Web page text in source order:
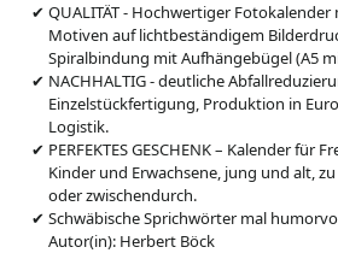
QUALITÄT - Hochwertiger
Motiven auf lichtbeständigem
Spiralbindung mit Aufhängebügel (A5
NACHHALTIG - deutliche
Einzelstückfertigung, Produktion in
Logistik.
PERFEKTES GESCHENK – Kalender für
Kinder und Erwachsene, jung und alt,
oder zwischendurch.
Schwäbische Sprichwörter mal
Autor(in): Herbert Böck